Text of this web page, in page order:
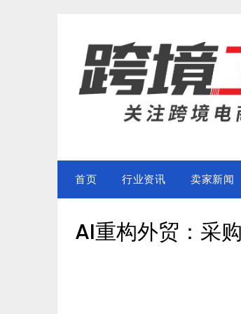
首页 行业资讯 卖家新闻
AI重构外贸：采